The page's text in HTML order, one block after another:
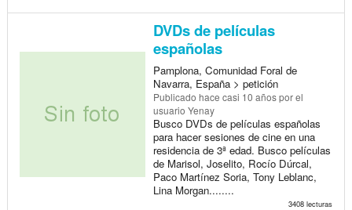
DVDs de películas
españolas
Pamplona, Comunidad Foral de
Navarra, España > petición
Publicado hace casi 10 añospor el
usuario Yenay
Busco DVDs de películas españolas
para hacer sesiones de cine en una
residencia de 3ª edad. Busco películas
de Marisol, Joselito, Rocío Dúrcal,
Paco Martínez Soria, Tony Leblanc,
Lina Morgan........
3408 lecturas